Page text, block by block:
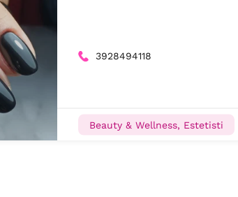
3928494118
Beauty & Wellness, Estetisti